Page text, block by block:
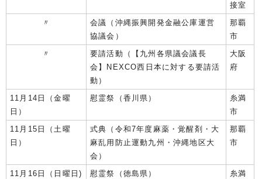
接室
〃
会議（沖縄振興開発金融公庫運営
協議会）
那覇
市
〃
要請活動（【九州各県議会議長
会】NEXCO西日本に対する要請活
動）
大阪
府
11月14日（金曜
日）
慰霊祭（香川県）
糸満
市
11月15日（土曜
日）
式典（令和7年度麻薬・覚醒剤・大
麻乱用防止運動九州・沖縄地区大
会）
那覇
市
11月16日（日曜日) 慰霊祭（徳島県）
糸満